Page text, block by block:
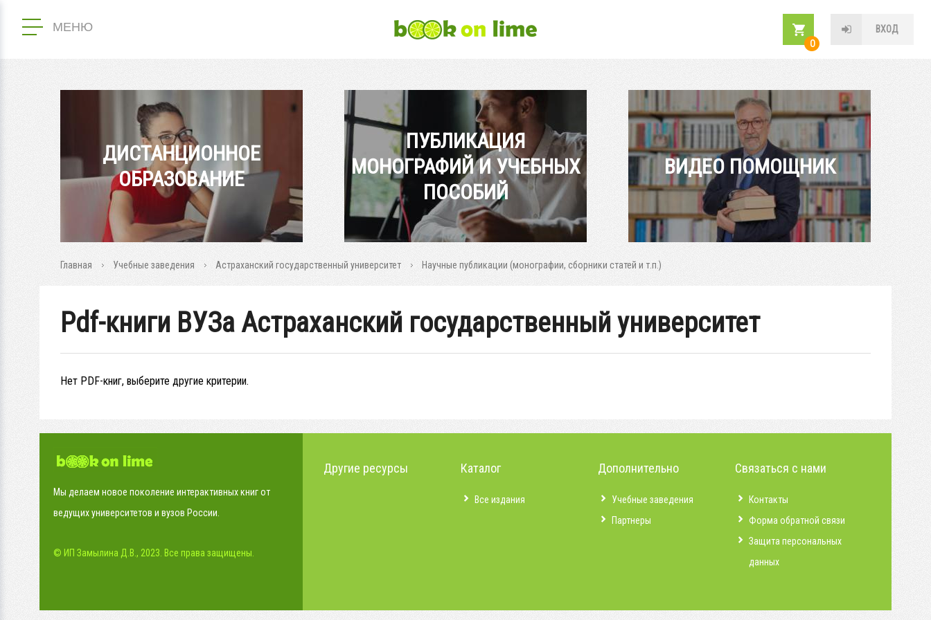
МЕНЮ
ВХОД
0
ДИСТАНЦИОННОЕ
ОБРАЗОВАНИЕ
ПУБЛИКАЦИЯ
МОНОГРАФИЙ И УЧЕБНЫХ
ПОСОБИЙ
ВИДЕО ПОМОЩНИК
Главная Учебные заведения Астраханский государственный университет Научные публикации (монографии, сборники статей и т.п.)
Pdf-книги ВУЗа Астраханский государственный университет
Нет PDF-книг, выберите другие критерии.
Мы делаем новое поколение интерактивных книг от
ведущих университетов и вузов России.
© ИП Замылина Д.В., 2023. Все права защищены.
Другие ресурсы Каталог
Все издания
Дополнительно
Учебные заведения
Партнеры
Связаться с нами
Контакты
Форма обратной связи
Защита персональных
данных